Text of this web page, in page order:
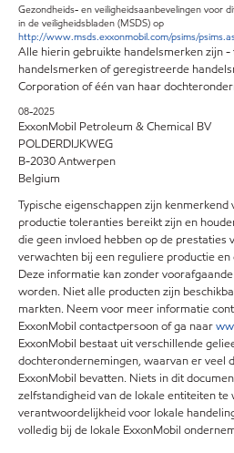
Gezondheids- en veiligheidsaanbevelingen voor
in de veiligheidsbladen (MSDS) op
http://www.msds.exxonmobil.com/psims/
Alle hierin gebruikte handelsmerken zijn
handelsmerken of geregistreerde
Corporation of één van haar
08-2025
ExxonMobil Petroleum & Chemical BV
POLDERDIJKWEG
B-2030 Antwerpen
Belgium
Typische eigenschappen zijn
productie toleranties bereikt zijn en
die geen invloed hebben op de prestaties
verwachten bij een reguliere productie
Deze informatie kan zonder
worden. Niet alle producten zijn
markten. Neem voor meer informatie
ExxonMobil contactpersoon of ga naar
ExxonMobil bestaat uit verschillende
dochterondernemingen, waarvan er veel
ExxonMobil bevatten. Niets in dit
zelfstandigheid van de lokale entiteiten te
verantwoordelijkheid voor lokale
volledig bij de lokale ExxonMobil